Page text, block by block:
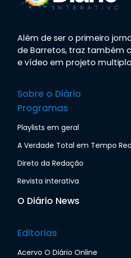
Além de ser o primeiro
de Barretos, traz também
e vídeo em projeto
Sobre o Diário
Programas
Playlists em geral
A Verdade Total em Tempo
Direto da Redação
Revista interativa
O Diário News
Editorias
Acervo O Diário Online